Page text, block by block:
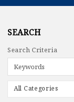
SEARCH
Search Criteria
All Categories